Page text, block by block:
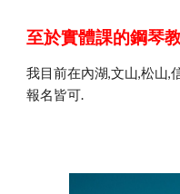
至於實體課的鋼琴
我目前在內湖,文山,松山,
報名皆可.